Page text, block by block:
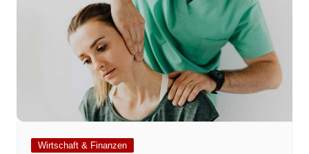
Wirtschaft & Finanzen